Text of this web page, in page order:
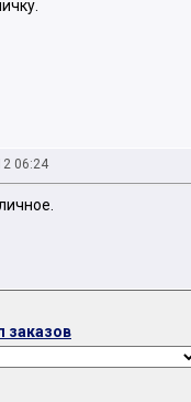
06:24
заказов